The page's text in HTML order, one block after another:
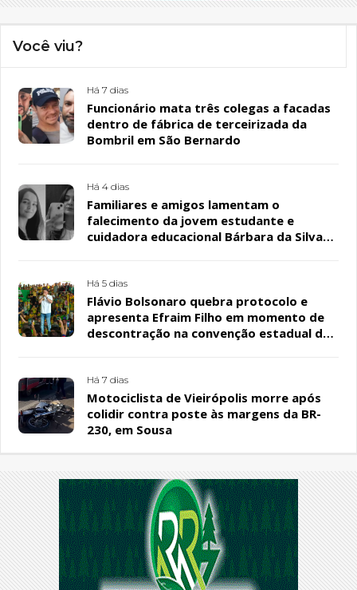
Você viu?
Há 7 dias
Funcionário mata três colegas a facadas
dentro de fábrica de terceirizada da
Bombril em São Bernardo
Há 4 dias
Familiares e amigos lamentam o
falecimento da jovem estudante e
cuidadora educacional Bárbara da Silva
Há 5 dias
Flávio Bolsonaro quebra protocolo e
apresenta Efraim Filho em momento de
descontração na convenção estadual do
Há 7 dias
Motociclista de Vieirópolis morre após
colidir contra poste às margens da BR-
230, em Sousa